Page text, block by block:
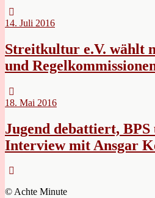
14. Juli 2016
Streitkultur e.V. wählt
und
18. Mai 2016
Jugend debattiert,
Interview mit Ansgar
© Achte Minute